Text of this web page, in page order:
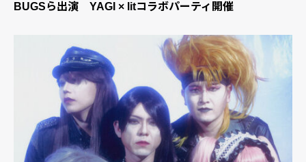
BUGSら出演 YAGI × litコラボパーティ開催